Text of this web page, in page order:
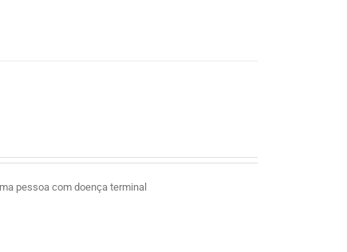
pessoa com doença terminal